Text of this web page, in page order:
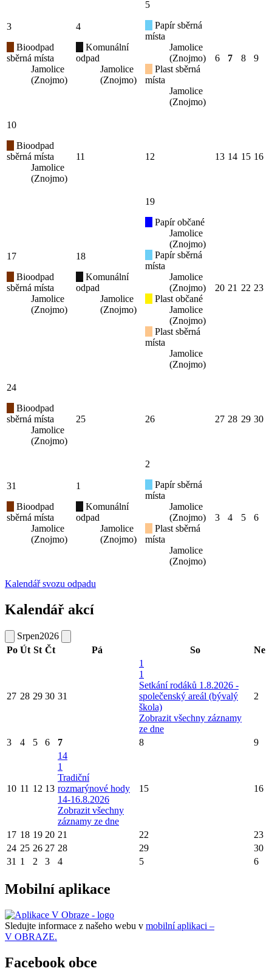
3
Bioodpad
sběrná místa
Jamolice
(Znojmo)
4
Komunální
odpad
Jamolice
(Znojmo)
5
Papír sběrná
místa
Jamolice
(Znojmo)
Plast sběrná
místa
Jamolice
(Znojmo)
6 7 8 9
10
Bioodpad
sběrná místa
Jamolice
(Znojmo)
11 12 13 14 15 16
17
Bioodpad
sběrná místa
Jamolice
(Znojmo)
18
Komunální
odpad
Jamolice
(Znojmo)
19
Papír občané
Jamolice
(Znojmo)
Papír sběrná
místa
Jamolice
(Znojmo)
Plast občané
Jamolice
(Znojmo)
Plast sběrná
místa
Jamolice
(Znojmo)
20 21 22 23
24
Bioodpad
sběrná místa
Jamolice
(Znojmo)
25 26 27 28 29 30
31
Bioodpad
sběrná místa
Jamolice
(Znojmo)
1
Komunální
odpad
Jamolice
(Znojmo)
2
Papír sběrná
místa
Jamolice
(Znojmo)
Plast sběrná
místa
Jamolice
(Znojmo)
3 4 5 6
Kalendář svozu odpadu
Kalendář akcí
Srpen2026
Po Út St Čt Pá So Ne
27 28 29 30 31
1
1
Setkání rodáků 1.8.2026 -
společenský areál (bývalý
škola)
Zobrazit všechny záznamy
ze dne
2
3 4 5 6 7 8 9
10 11 12 13
14
1
Tradiční
rozmarýnové hody
14-16.8.2026
Zobrazit všechny
záznamy ze dne
15 16
17 18 19 20 21 22
23
24 25 26 27 28 29
30
31 1 2 3 4 5 6
Mobilní aplikace
Sledujte informace z našeho webu v mobilní aplikaci –
V OBRAZE.
Facebook obce